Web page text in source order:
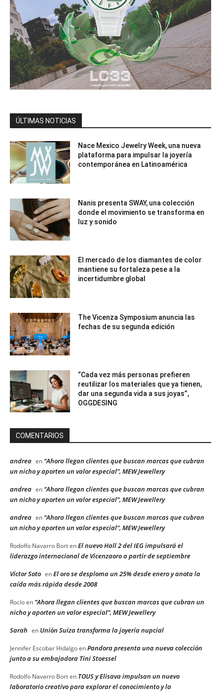
ÚLTIMAS NOTICIAS
Nace Mexico Jewelry Week, una nueva
plataforma para impulsar la joyería
contemporánea en Latinoamérica
Nanis presenta SWAY, una colección
donde el movimiento se transforma en
luz y sonido
El mercado de los diamantes de color
mantiene su fortaleza pese a la
incertidumbre global
The Vicenza Symposium anuncia las
fechas de su segunda edición
“Cada vez más personas prefieren
reutilizar los materiales que ya tienen,
dar una segunda vida a sus joyas”,
OGGDESING
COMENTARIOS
andrea en “Ahora llegan clientes que buscan marcas que cubran
un nicho y aporten un valor especial”, MEW Jewellery
andrea en “Ahora llegan clientes que buscan marcas que cubran
un nicho y aporten un valor especial”, MEW Jewellery
andrea en “Ahora llegan clientes que buscan marcas que cubran
un nicho y aporten un valor especial”, MEW Jewellery
Rodolfo Navarro BortenEl nuevo Hall 2 del IEG impulsará el
liderazgo internacional de Vicenzaoro a partir de septiembre
Víctor Soto enEl oro se desploma un 25% desde enero y anota la
caída más rápida desde 2008
Rocíoen “Ahora llegan clientes que buscan marcas que cubran un
nicho y aporten un valor especial”, MEW Jewellery
Sarah en Unión Suiza transforma la joyería nupcial
Jennifer Escobar HidalgoenPandora presenta una nueva colección
junto a su embajadora Tini Stoessel
Rodolfo Navarro Borten TOUS y Elisava impulsan un nuevo
laboratorio creativo para explorar el conocimiento y la